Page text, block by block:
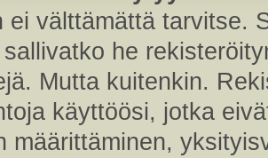
ei välttämättä tarvitse.
sallivatko he
Mutta kuitenkin.
käyttöösi, jotka
määrittäminen,